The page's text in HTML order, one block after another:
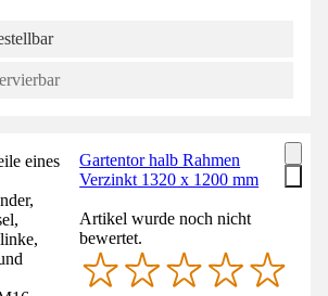
Gartentor halb Rahmen
Verzinkt 1320 x 1200 mm
Artikel wurde noch nicht
bewertet.